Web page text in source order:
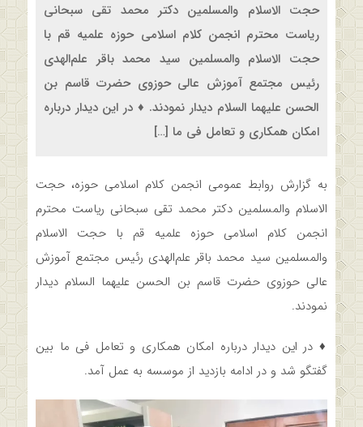
حجت الاسلام والمسلمین دکتر محمد تقی سبحانی
ریاست محترم انجمن کلام اسلامی حوزه علمیه قم با
حجت الاسلام والمسلمین سید محمد باقر علم‌الهدی
رئیس مجتمع آموزش عالی حوزوی حضرت قاسم بن
الحسن علیهما السلام دیدار نمودند. ♦️ در این دیدار درباره
امکان همکاری و تعامل فی ما […]
به گزارش روابط عمومی انجمن کلام اسلامی حوزه، حجت
الاسلام والمسلمین دکتر محمد تقی سبحانی ریاست محترم
انجمن کلام اسلامی حوزه علمیه قم با حجت الاسلام
والمسلمین سید محمد باقر علم‌الهدی رئیس مجتمع آموزش
عالی حوزوی حضرت قاسم بن الحسن علیهما السلام دیدار
نمودند.
♦️ در این دیدار درباره امکان همکاری و تعامل فی ما بین
گفتگو شد و در ادامه بازدید از موسسه به عمل آمد.